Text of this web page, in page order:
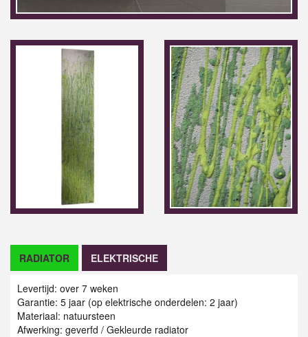
RADIATOR ELEKTRISCHE
Levertijd: over 7 weken
Garantie: 5 jaar (op elektrische onderdelen: 2 jaar)
Materiaal: natuursteen
Afwerking: geverfd / Gekleurde radiator